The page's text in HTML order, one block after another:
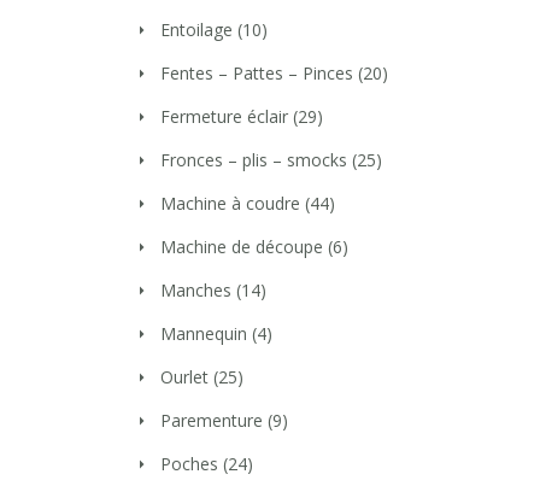
Entoilage (10)
Fentes – Pattes – Pinces (20)
Fermeture éclair (29)
Fronces – plis – smocks (25)
Machine à coudre (44)
Machine de découpe (6)
Manches (14)
Mannequin (4)
Ourlet (25)
Parementure (9)
Poches (24)